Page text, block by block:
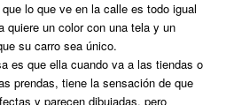
lo que ve en la calle es todo igual
quiere un color con una tela y un
su carro sea único.
es que ella cuando va a las tiendas o
prendas, tiene la sensación de que
y parecen dibujadas, pero